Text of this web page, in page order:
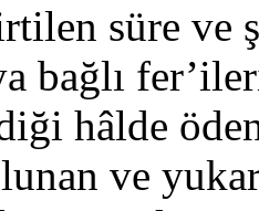
süre ve
bağlı
hâlde
ve